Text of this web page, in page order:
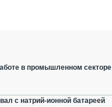
в промышленном секторе
с натрий-ионной батареей